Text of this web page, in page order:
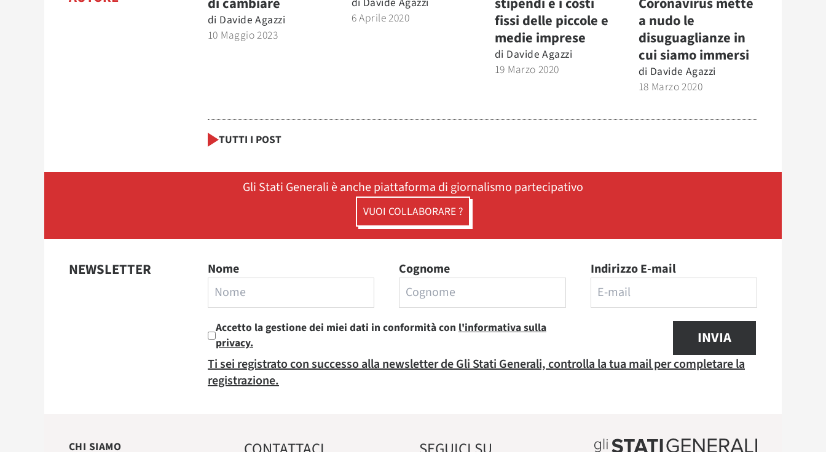
di Davide Agazzi
10 Maggio 2023
6 Aprile 2020
fissi delle piccole e
medie imprese
di Davide Agazzi
19 Marzo 2020
a nudo le
disuguaglianze in
cui siamo immersi
di Davide Agazzi
18 Marzo 2020
TUTTI I POST
Gli Stati Generali è anche piattaforma di giornalismo partecipativo
VUOI COLLABORARE ?
NEWSLETTER Nome Cognome Indirizzo E-mail
Accetto la gestione dei miei dati in conformità con l'informativa sulla
privacy.
INVIA
Ti sei registrato con successo alla newsletter de Gli Stati Generali, controlla la tua mail per completare la
registrazione.
CHI SIAMO